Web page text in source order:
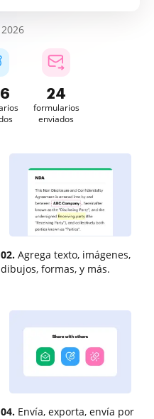
24
formularios
enviados
02. Agrega texto, imágenes,
dibujos, formas, y más.
04. Envía, exporta, envía por